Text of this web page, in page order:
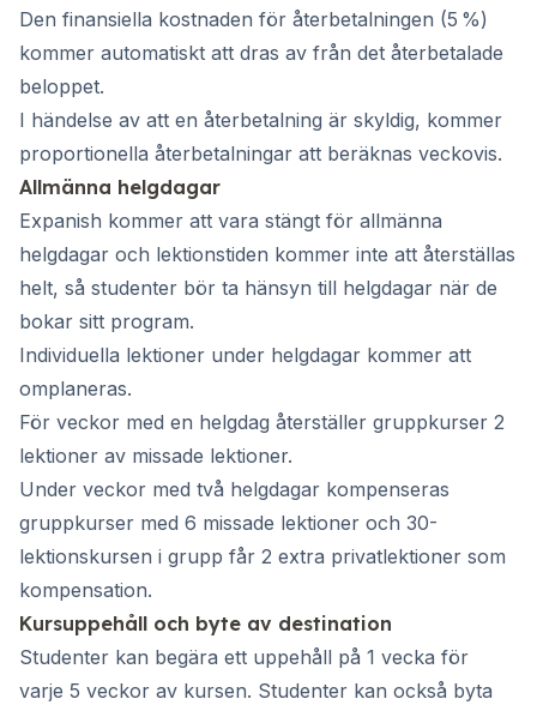
Den finansiella kostnaden för återbetalningen (5 %)
kommer automatiskt att dras av från det återbetalade
beloppet.
I händelse av att en återbetalning är skyldig, kommer
proportionella återbetalningar att beräknas veckovis.
Allmänna helgdagar
Expanish kommer att vara stängt för allmänna
helgdagar och lektionstiden kommer inte att återställas
helt, så studenter bör ta hänsyn till helgdagar när de
bokar sitt program.
Individuella lektioner under helgdagar kommer att
omplaneras.
För veckor med en helgdag återställer gruppkurser 2
lektioner av missade lektioner.
Under veckor med två helgdagar kompenseras
gruppkurser med 6 missade lektioner och 30-
lektionskursen i grupp får 2 extra privatlektioner som
kompensation.
Kursuppehåll och byte av destination
Studenter kan begära ett uppehåll på 1 vecka för
varje 5 veckor av kursen. Studenter kan också byta